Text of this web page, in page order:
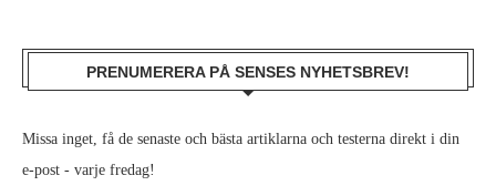
PRENUMERERA PÅ SENSES NYHETSBREV!
Missa inget, få de senaste och bästa artiklarna och testerna direkt i din
e-post - varje fredag!